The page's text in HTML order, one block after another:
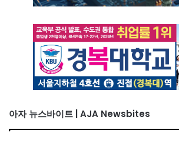
아자 뉴스바이트 | AJA Newsbites